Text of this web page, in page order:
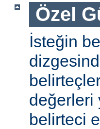
Özel
İsteğin
değerleri
belirteci